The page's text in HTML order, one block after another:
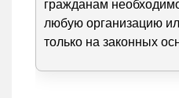
гражданам
любую организацию
только на законных